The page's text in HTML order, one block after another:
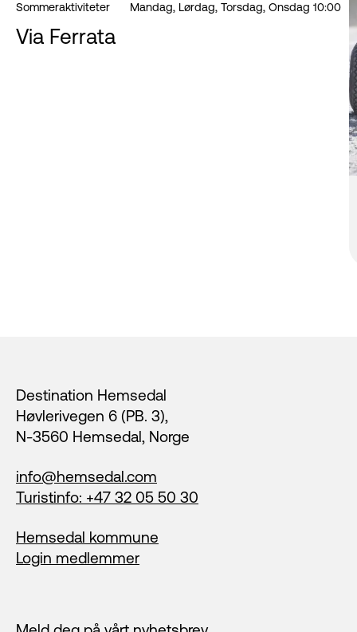
Sommeraktiviteter Mandag, Lørdag, Torsdag, Onsdag 10:00
Via Ferrata
Destination Hemsedal
Høvlerivegen 6 (PB. 3),
N-3560 Hemsedal, Norge
info@hemsedal.com
Turistinfo: +47 32 05 50 30
Hemsedal kommune
Login medlemmer